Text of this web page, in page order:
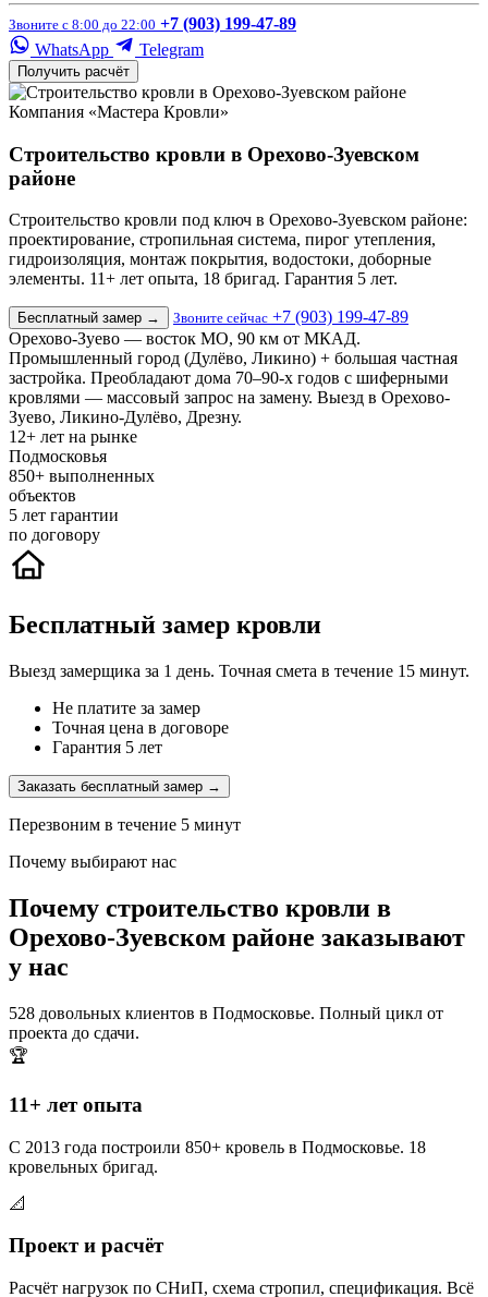
Звоните с 8:00 до 22:00 +7 (903) 199-47-89
WhatsApp
Telegram
Получить расчёт
Компания «Мастера Кровли»
Строительство кровли в Орехово-Зуевском
районе
Строительство кровли под ключ в Орехово-Зуевском районе:
проектирование, стропильная система, пирог утепления,
гидроизоляция, монтаж покрытия, водостоки, доборные
элементы. 11+ лет опыта, 18 бригад. Гарантия 5 лет.
Бесплатный замер → Звоните сейчас +7 (903) 199-47-89
Орехово-Зуево — восток МО, 90 км от МКАД.
Промышленный город (Дулёво, Ликино) + большая частная
застройка. Преобладают дома 70–90-х годов с шиферными
кровлями — массовый запрос на замену. Выезд в Орехово-
Зуево, Ликино-Дулёво, Дрезну.
12+ лет на рынке
Подмосковья
850+ выполненных
объектов
5 лет гарантии
по договору
Бесплатный замер кровли
Выезд замерщика за 1 день. Точная смета в течение 15 минут.
Не платите за замер
Точная цена в договоре
Гарантия 5 лет
Заказать бесплатный замер →
Перезвоним в течение 5 минут
Почему выбирают нас
Почему строительство кровли в
Орехово-Зуевском районе заказывают
у нас
528 довольных клиентов в Подмосковье. Полный цикл от
проекта до сдачи.
🏆
11+ лет опыта
С 2013 года построили 850+ кровель в Подмосковье. 18
кровельных бригад.
📐
Проект и расчёт
Расчёт нагрузок по СНиП, схема стропил, спецификация. Всё